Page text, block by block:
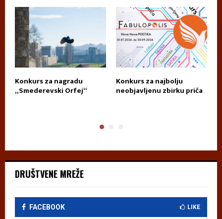
Konkurs za nagradu
„Smederevski Orfej“
Konkurs za najbolju
neobjavljenu zbirku priča
DRUŠTVENE MREŽE
FACEBOOK LIKE